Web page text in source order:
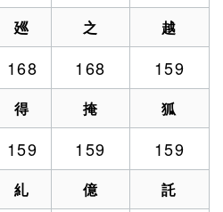
廵 之 越
168 168 159
得 掩 狐
159 159 159
糺 億 託